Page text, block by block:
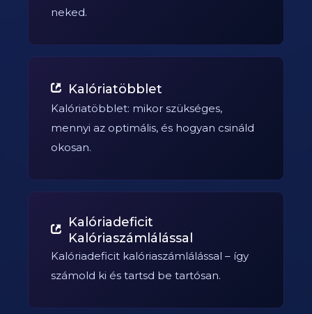
neked.
Kalóriatöbblet
Kalóriatöbblet: mikor szükséges,
mennyi az optimális, és hogyan csináld
okosan.
Kalóriadeficit
Kalóriaszámlálással
Kalóriadeficit kalóriaszámlálással – így
számold ki és tartsd be tartósan.